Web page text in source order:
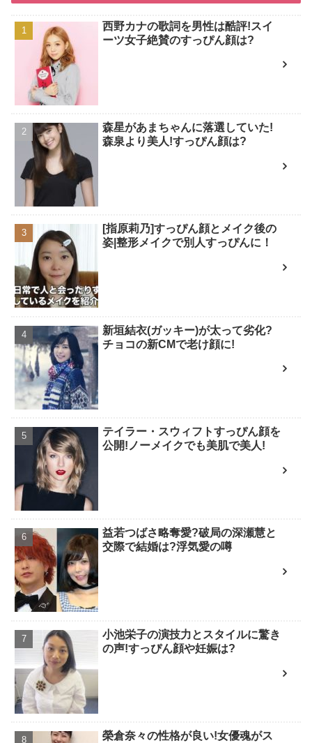
西野カナの歌詞を男性は酷評!スイ
ーツ女子絶賛のすっぴん顔は?
森星があまちゃんに落選していた!
森泉より美人!すっぴん顔は?
[指原莉乃]すっぴん顔とメイク後の
姿|整形メイクで別人すっぴんに！
新垣結衣(ガッキー)が太って劣化?
チョコの新CMで老け顔に!
テイラー・スウィフトすっぴん顔を
公開!ノーメイクでも美肌で美人!
益若つばさ略奪愛?破局の深瀬慧と
交際で結婚は?浮気愛の噂
小池栄子の演技力とスタイルに驚き
の声!すっぴん顔や妊娠は?
榮倉奈々の性格が良い!女優魂がス